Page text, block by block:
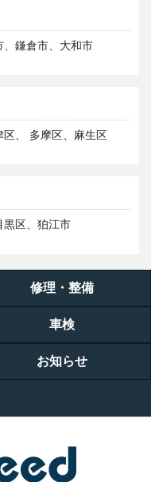
、鎌倉市、大和市
区、 多摩区、麻生区
黒区、狛江市
修理・整備
車検
お知らせ